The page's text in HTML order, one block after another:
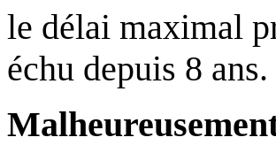
le délai maximal
échu depuis 8 ans.